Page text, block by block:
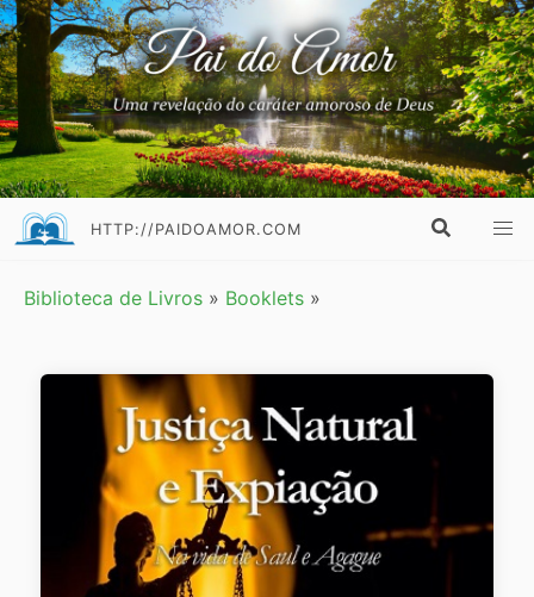
HTTP://PAIDOAMOR.COM
Biblioteca de Livros » Booklets »